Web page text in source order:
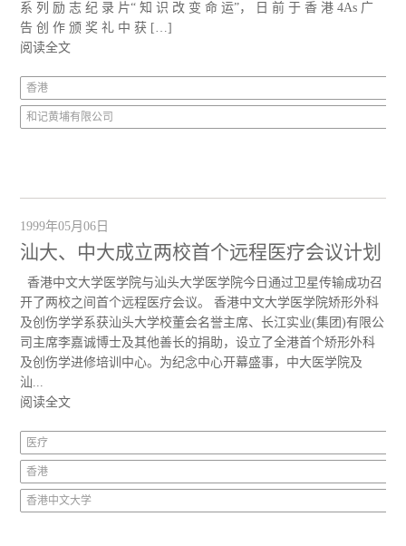
系 列 励 志 纪 录 片“ 知 识 改 变 命 运”， 日 前 于 香 港 4As 广
告 创 作 颁 奖 礼 中 获 […]
阅读全文
香港
和记黄埔有限公司
1999年05月06日
汕大、中大成立两校首个远程医疗会议计划
香港中文大学医学院与汕头大学医学院今日通过卫星传输成功召
开了两校之间首个远程医疗会议。 香港中文大学医学院矫形外科
及创伤学学系获汕头大学校董会名誉主席、长江实业(集团)有限公
司主席李嘉诚博士及其他善长的捐助，设立了全港首个矫形外科
及创伤学进修培训中心。为纪念中心开幕盛事，中大医学院及
汕...
阅读全文
医疗
香港
香港中文大学